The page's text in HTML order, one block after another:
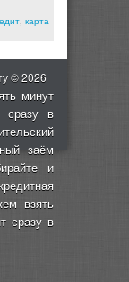
карта
© 2026
минут
сразу в
заём
и
взять
сразу в